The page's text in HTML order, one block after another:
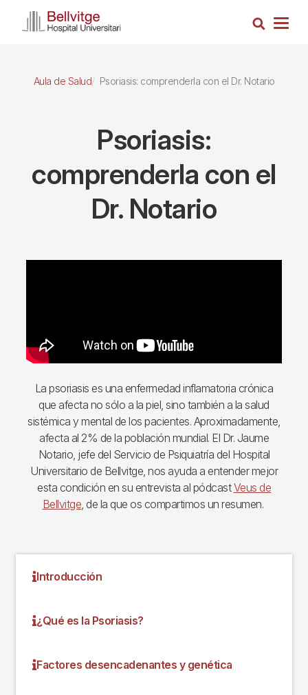
Busca
Aula de Salud Psoriasis: comprenderla con el Dr. Notario
Psoriasis:
comprenderla con el
Dr. Notario
La psoriasis es una enfermedad inflamatoria crónica
que afecta no sólo a la piel, sino también a la salud
sistémica y mental de los pacientes. Aproximadamente,
afecta al 2% de la población mundial. El Dr. Jaume
Notario, jefe del Servicio de Psiquiatría del Hospital
Universitario de Bellvitge, nos ayuda a entender mejor
esta condición en su entrevista al pódcastVeus de
Bellvitge, de la que os compartimos un resumen.
Introducción
¿Qué es la Psoriasis?
Factores desencadenantes y genética